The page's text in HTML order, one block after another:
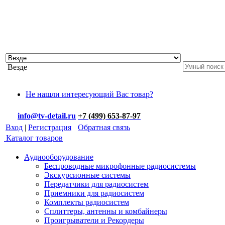
Везде
Не нашли интересующий Вас товар?
info@tv-detail.ru +7 (499) 653-87-97
Вход | Регистрация
Обратная связь
Каталог товаров
Аудиооборудование
Беспроводные микрофонные радиосистемы
Экскурсионные системы
Передатчики для радиосистем
Приемники для радиосистем
Комплекты радиосистем
Сплиттеры, антенны и комбайнеры
Проигрыватели и Рекордеры